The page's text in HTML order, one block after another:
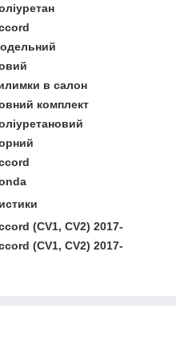
в салон
комплект
(CV1, CV2) 2017-
(CV1, CV2) 2017-